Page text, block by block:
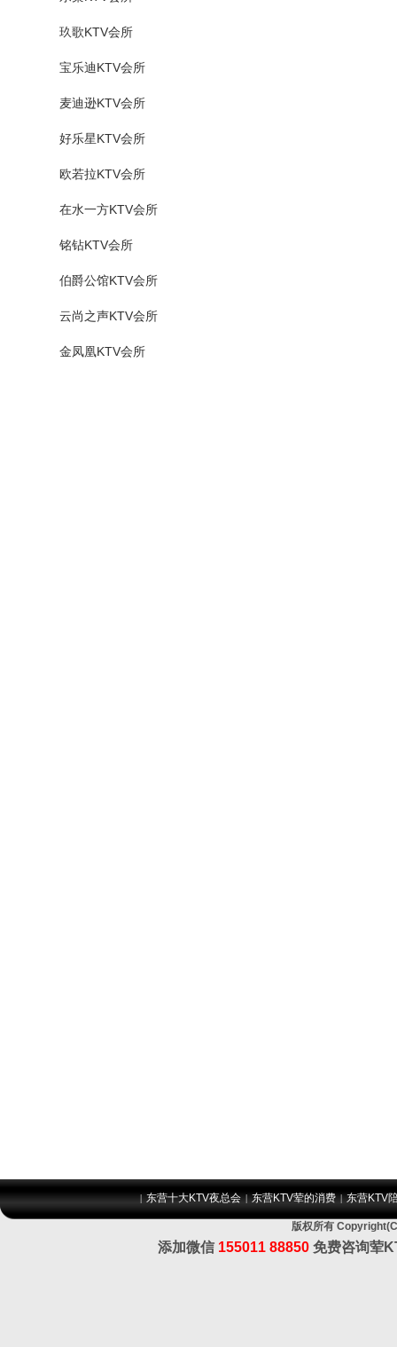
玖歌KTV会所
宝乐迪KTV会所
麦迪逊KTV会所
好乐星KTV会所
欧若拉KTV会所
在水一方KTV会所
铭钻KTV会所
伯爵公馆KTV会所
云尚之声KTV会所
金凤凰KTV会所
|东营十大KTV夜总会 |东营KTV荤的消费 |东营KTV
版权所有
添加微信 155011 88850 免费咨询荤